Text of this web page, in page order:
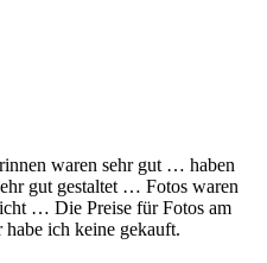
waren sehr gut … haben
gut gestaltet … Fotos waren
… Die Preise für Fotos am
ich keine gekauft.